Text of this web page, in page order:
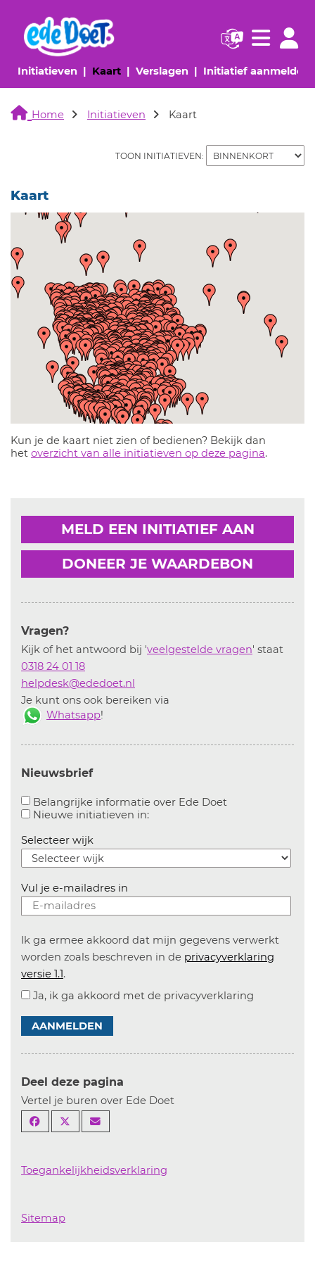
Initiatieven (huidige pagina)
Kaart(huidige pagina)
Verslagen (huidige pagina)
Initiatief aanmelden
Navigatie
Home Initiatieven Kaart
TOON INITIATIEVEN:
Kaart
Kun je de kaart niet zien of bedienen? Bekijk dan
het overzicht van alle initiatieven op deze pagina.
MELD EEN INITIATIEF AAN
DONEER JE WAARDEBON
Vragen?
Kijk of het antwoord bij 'veelgestelde vragen' staat
0318 24 01 18
helpdesk@ededoet.nl
Je kunt ons ook bereiken via
Whatsapp!
Nieuwsbrief
Belangrijke informatie over Ede Doet
Nieuwe initiatieven in:Aanvinken om informatie over
Selecteer wijk
Vul je e-mailadres in
Ik ga ermee akkoord dat mijn gegevens verwerkt
worden zoals beschreven in de privacyverklaring
versie 1.1.
Ja, ik ga akkoord met de privacyverklaring
AANMELDEN
Deel deze pagina
Vertel je buren over Ede Doet
Toegankelijkheidsverklaring
Sitemap